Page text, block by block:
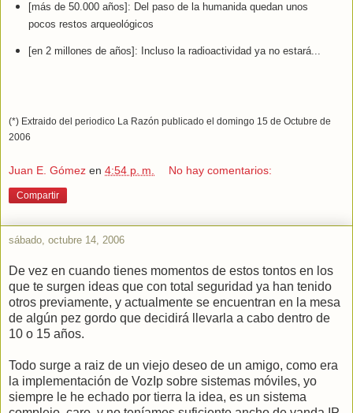
[más de 50.000 años]: Del paso de la humanida quedan unos
pocos restos arqueológicos
[en 2 millones de años]: Incluso la radioactividad ya no estará...
(*) Extraido del periodico La Razón publicado el domingo 15 de Octubre de
2006
Juan E. Gómez en 4:54 p. m. No hay comentarios:
Compartir
sábado, octubre 14, 2006
De vez en cuando tienes momentos de estos tontos en los
que te surgen ideas que con total seguridad ya han tenido
otros previamente, y actualmente se encuentran en la mesa
de algún pez gordo que decidirá llevarla a cabo dentro de
10 o 15 años.
Todo surge a raiz de un viejo deseo de un amigo, como era
la implementación de VozIp sobre sistemas móviles, yo
siempre le he echado por tierra la idea, es un sistema